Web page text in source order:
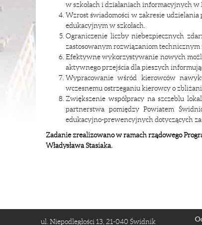
w szkołach i działaniach informacyjnych
Wzrost świadomości w zakresie
edukacyjnym w szkołach.
Ograniczenie liczby niebezpiecznych
zastosowanym rozwiązaniom technicznym
Efektywne wykorzystywanie nowych
aktywnego przejścia dla pieszych
Wypracowanie wśród kierowców
wczesnemu ostrzeganiu kierowcy o
Zwiększenie współpracy na szczeblu
partnerstwa pomiędzy Powiatem
edukacyjno-prewencyjnych dotyczących
Zadanie zrealizowano w ramach rządowego
Władysława Stasiaka.
ul. Niepodległości 13, 21-040 Świdnik